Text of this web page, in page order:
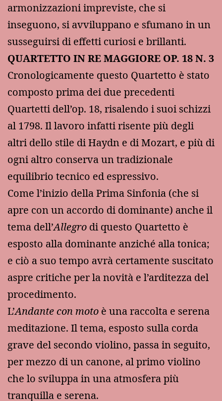
armonizzazioni impreviste, che si
inseguono, si avviluppano e sfumano in un
susseguirsi di effetti curiosi e brillanti.
QUARTETTO IN RE MAGGIORE OP. 18 N. 3
Cronologicamente questo Quartetto è stato
composto prima dei due precedenti
Quartetti dell’op. 18, risalendo i suoi schizzi
al 1798. Il lavoro infatti risente più degli
altri dello stile di Haydn e di Mozart, e più di
ogni altro conserva un tradizionale
equilibrio tecnico ed espressivo.
Come l’inizio della Prima Sinfonia (che si
apre con un accordo di dominante) anche il
tema dell’Allegro di questo Quartetto è
esposto alla dominante anziché alla tonica;
e ciò a suo tempo avrà certamente suscitato
aspre critiche per la novità e l’arditezza del
procedimento.
L’Andante con moto è una raccolta e serena
meditazione. Il tema, esposto sulla corda
grave del secondo violino, passa in seguito,
per mezzo di un canone, al primo violino
che lo sviluppa in una atmosfera più
tranquilla e serena.